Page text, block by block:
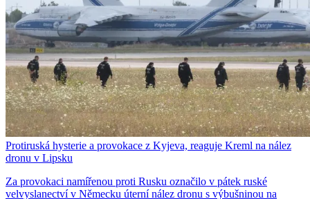
Protiruská hysterie a provokace z Kyjeva, reaguje Kreml na nález
dronu v Lipsku
Za provokaci namířenou proti Rusku označilo v pátek ruské
velvyslanectví v Německu úterní nález dronu s výbušninou na